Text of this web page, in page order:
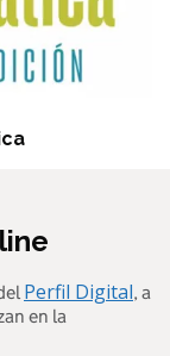
Perfil Digital, a
en la